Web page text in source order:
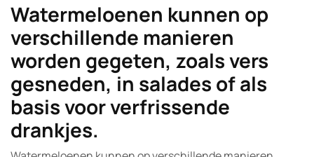
Watermeloenen kunnen op
verschillende manieren
worden gegeten, zoals vers
gesneden, in salades of als
basis voor verfrissende
drankjes.